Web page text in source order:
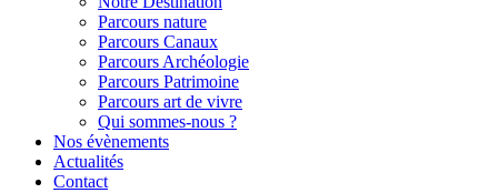
Parcours nature
Parcours Canaux
Parcours Archéologie
Parcours Patrimoine
Parcours art de vivre
Qui sommes-nous ?
Nos évènements
Actualités
Contact